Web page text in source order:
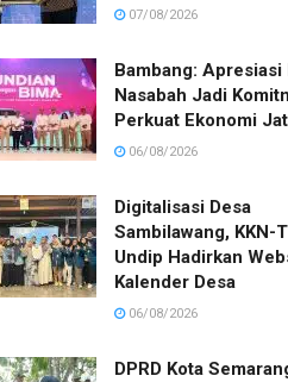
07/08/2026
Bambang: Apresiasi
Nasabah Jadi
Perkuat Ekonomi
06/08/2026
Digitalisasi Desa
Sambilawang, KKN-
Undip Hadirkan
Kalender Desa
06/08/2026
DPRD Kota